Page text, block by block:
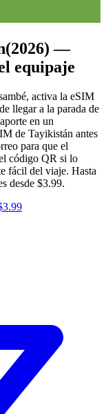
(2026) —
equipaje
activa la eSIM
llegar a la parada de
en un
de Tayikistán antes
para que el
código QR si lo
fácil del viaje. Hasta
desde $3.99.